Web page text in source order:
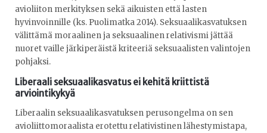
avioliiton merkityksen sekä aikuisten että lasten
hyvinvoinnille (ks. Puolimatka 2014). Seksuaalikasvatuksen
välittämä moraalinen ja seksuaalinen relativismi jättää
nuoret vaille järkiperäistä kriteeriä seksuaalisten valintojen
pohjaksi.
Liberaali seksuaalikasvatus ei kehitä kriittistä
arviointikykyä
Liberaalin seksuaalikasvatuksen perusongelma on sen
avioliittomoraalista erotettu relativistinen lähestymistapa,